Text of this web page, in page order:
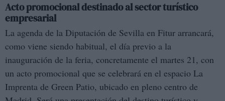
Acto promocional destinado al sector turístico
empresarial
La agenda de la Diputación de Sevilla en Fitur arrancará,
como viene siendo habitual, el día previo a la
inauguración de la feria, concretamente el martes 21, con
un acto promocional que se celebrará en el espacio La
Imprenta de Green Patio, ubicado en pleno centro de